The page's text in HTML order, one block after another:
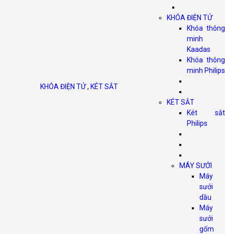
KHÓA ĐIỆN TỬ, KÉT SẮT
KHÓA ĐIỆN TỬ
Khóa thông
minh
Kaadas
Khóa thông
minh Philips
KÉT SẮT
Két sắt
Philips
MÁY SƯỞI
Máy
sưởi
dầu
Máy
sưởi
gốm